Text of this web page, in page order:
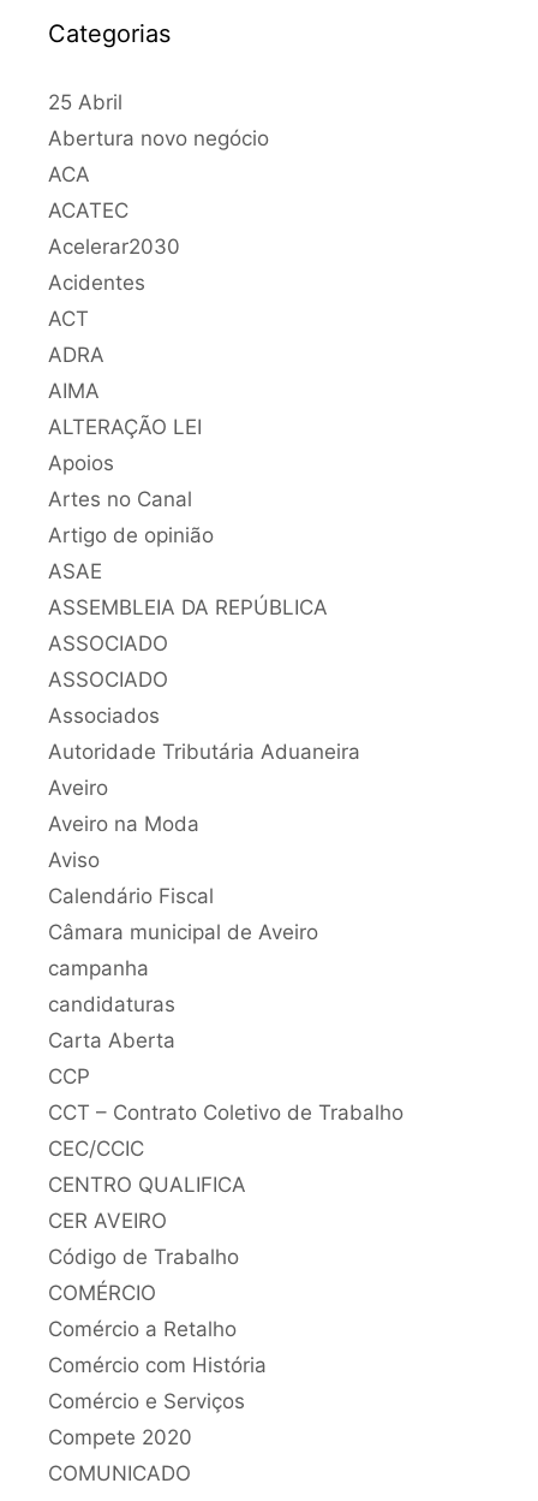
Categorias
25 Abril
Abertura novo negócio
ACA
ACATEC
Acelerar2030
Acidentes
ACT
ADRA
AIMA
ALTERAÇÃO LEI
Apoios
Artes no Canal
Artigo de opinião
ASAE
ASSEMBLEIA DA REPÚBLICA
ASSOCIADO
ASSOCIADO
Associados
Autoridade Tributária Aduaneira
Aveiro
Aveiro na Moda
Aviso
Calendário Fiscal
Câmara municipal de Aveiro
campanha
candidaturas
Carta Aberta
CCP
CCT – Contrato Coletivo de Trabalho
CEC/CCIC
CENTRO QUALIFICA
CER AVEIRO
Código de Trabalho
COMÉRCIO
Comércio a Retalho
Comércio com História
Comércio e Serviços
Compete 2020
COMUNICADO